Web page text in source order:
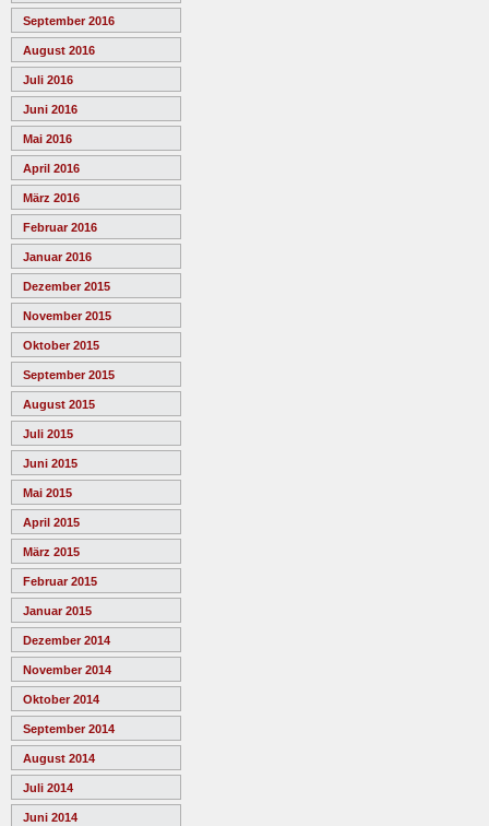
September 2016
August 2016
Juli 2016
Juni 2016
Mai 2016
April 2016
März 2016
Februar 2016
Januar 2016
Dezember 2015
November 2015
Oktober 2015
September 2015
August 2015
Juli 2015
Juni 2015
Mai 2015
April 2015
März 2015
Februar 2015
Januar 2015
Dezember 2014
November 2014
Oktober 2014
September 2014
August 2014
Juli 2014
Juni 2014